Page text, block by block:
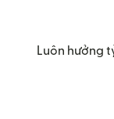
Luôn hưởng